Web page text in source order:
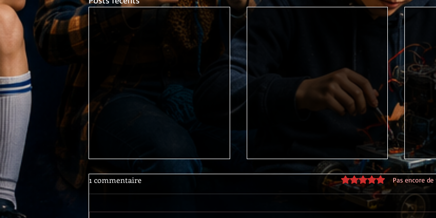
1 commentaire Noté 0 étoile sur 5.
Pas encore